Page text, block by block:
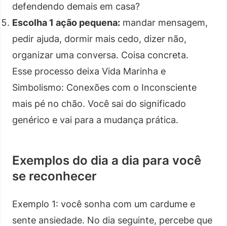
defendendo demais em casa?
Escolha 1 ação pequena: mandar mensagem,
pedir ajuda, dormir mais cedo, dizer não,
organizar uma conversa. Coisa concreta.
Esse processo deixa Vida Marinha e
Simbolismo: Conexões com o Inconsciente
mais pé no chão. Você sai do significado
genérico e vai para a mudança prática.
Exemplos do dia a dia para você
se reconhecer
Exemplo 1: você sonha com um cardume e
sente ansiedade. No dia seguinte, percebe que